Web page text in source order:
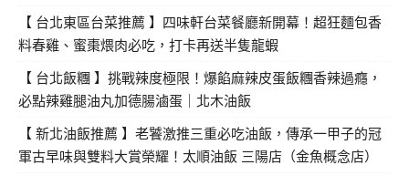
【 台北東區台菜推薦 】四味軒台菜餐廳新開幕！超狂麵包香
料春雞、蜜棗煨肉必吃，打卡再送半隻龍蝦
【 台北飯糰 】挑戰辣度極限！爆餡麻辣皮蛋飯糰香辣過癮，
必點辣雞腿油丸加德腸滷蛋｜北木油飯
【 新北油飯推薦 】老饕激推三重必吃油飯，傳承一甲子的冠
軍古早味與雙料大賞榮耀！太順油飯 三陽店（金魚概念店）